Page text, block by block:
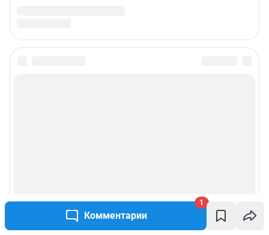
Комментарии
1